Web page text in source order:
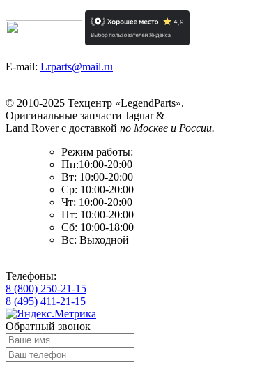
E-mail: Lrparts@mail.ru
© 2010-2025 Техцентр «LegendParts».
Оригинальные запчасти Jaguar &
Land Rover с доставкой по Москве и России.
Режим работы:
Пн:10:00-20:00
Вт: 10:00-20:00
Ср: 10:00-20:00
Чт: 10:00-20:00
Пт: 10:00-20:00
Сб: 10:00-18:00
Вс: Выходной
Телефоны:
8 (800) 250-21-15
8 (495) 411-21-15
Обратный звонок